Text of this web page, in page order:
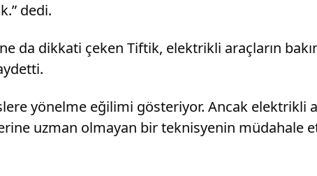
dedi.
da dikkati çeken Tiftik, elektrikli araçların
yönelme eğilimi gösteriyor. Ancak
uzman olmayan bir teknisyenin müdahale